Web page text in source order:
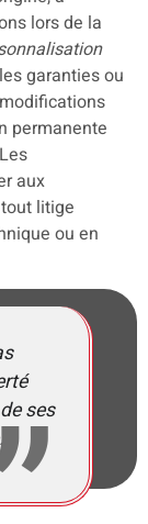
lors de la
garanties ou
permanente
aux
litige
ou en
ses